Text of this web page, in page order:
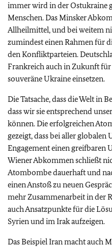
immer wird in der Ostukraine
Menschen. Das Minsker
Allheilmittel, und bei weitem
zumindest einen Rahmen für
den Konfliktparteien.
Frankreich auch in Zukunft
souveräne Ukraine einsetzen.
Die Tatsache, dass die Welt in
dass wir sie entsprechend
können. Die erfolgreichen
gezeigt, dass bei aller
Engagement einen greifbaren
Wiener Abkommen schließt
Atombombe dauerhaft und
einen Anstoß zu neuen
mehr Zusammenarbeit in der
auch Ansatzpunkte für die
Syrien und im Irak aufzeigen.
Das Beispiel Iran macht auch